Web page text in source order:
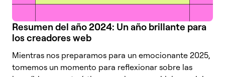
Resumen del año 2024: Un año brillante para
los creadores web
Mientras nos preparamos para un emocionante 2025,
tomemos un momento para reflexionar sobre las